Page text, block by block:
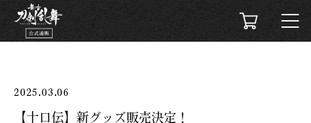
2025.03.06
【十口伝】新グッズ販売決定！